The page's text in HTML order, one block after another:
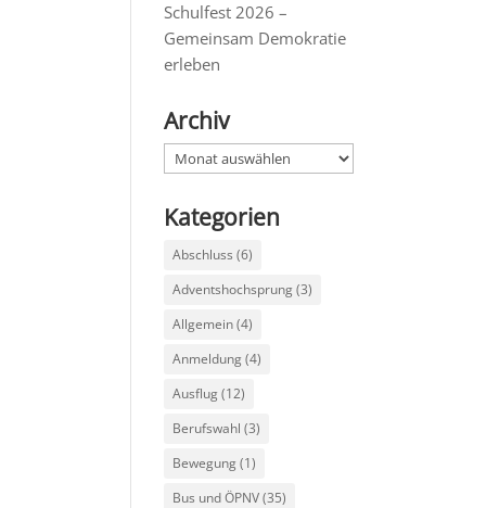
Schulfest 2026 –
Gemeinsam Demokratie
erleben
Archiv
Archiv
Kategorien
Abschluss (6)
Adventshochsprung(3)
Allgemein(4)
Anmeldung(4)
Ausflug(12)
Berufswahl (3)
Bewegung(1)
Bus und ÖPNV(35)